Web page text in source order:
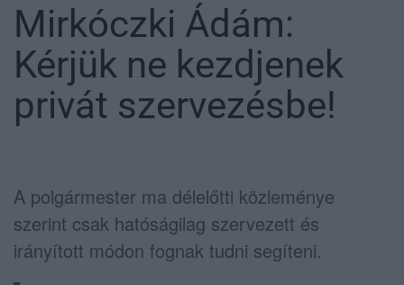
Mirkóczki Ádám:
Kérjük ne kezdjenek
privát szervezésbe!
A polgármester ma délelőtti közleménye
szerint csak hatóságilag szervezett és
irányított módon fognak tudni segíteni.